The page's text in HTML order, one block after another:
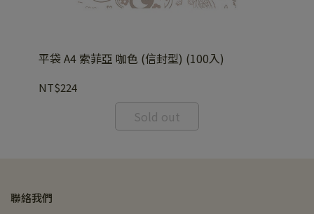
平袋 A4 索菲亞 咖色 (信封型) (100入)
NT$224
Sold out
聯絡我們